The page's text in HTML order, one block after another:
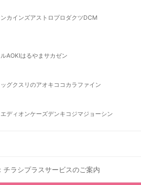
カインズアストロプロダクツDCM
AOKIはるやま サカゼン
グクスリのアオキ ココカラファイン
エディオンケーズデンキ コジマジョーシン
チラシプラスサービスのご案内